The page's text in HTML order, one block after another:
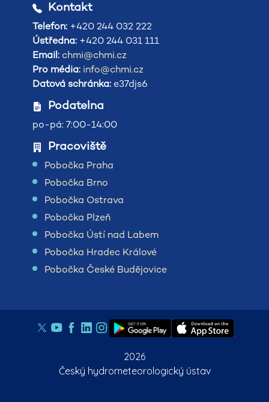
Kontakt
Telefon: +420 244 032 222
Ústředna: +420 244 031 111
Email: chmi@chmi.cz
Pro média: info@chmi.cz
Datová schránka: e37djs6
Podatelna
po-pá: 7:00-14:00
Pracoviště
Pobočka Praha
Pobočka Brno
Pobočka Ostrava
Pobočka Plzeň
Pobočka Ústí nad Labem
Pobočka Hradec Králové
Pobočka České Budějovice
2026
Český hydrometeorologický ústav